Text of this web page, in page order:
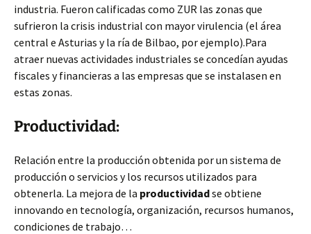
industria. Fueron calificadas como ZUR las zonas que
sufrieron la crisis industrial con mayor virulencia (el área
central e Asturias y la ría de Bilbao, por ejemplo).Para
atraer nuevas actividades industriales se concedían ayudas
fiscales y financieras a las empresas que se instalasen en
estas zonas.
Productividad:
Relación entre la producción obtenida por un sistema de
producción o servicios y los recursos utilizados para
obtenerla. La mejora de la productividadse obtiene
innovando en tecnología, organización, recursos humanos,
condiciones de trabajo…